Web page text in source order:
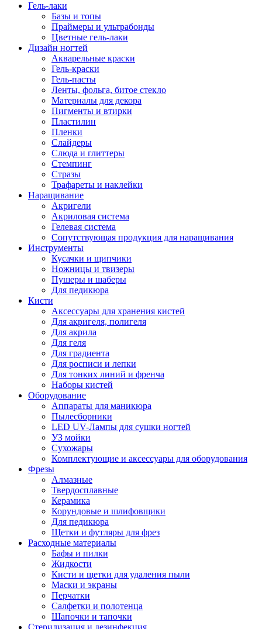
Гель-лаки
Базы и топы
Праймеры и ультрабонды
Цветные гель-лаки
Дизайн ногтей
Акварельные краски
Гель-краски
Гель-пасты
Ленты, фольга, битое стекло
Материалы для декора
Пигменты и втирки
Пластилин
Пленки
Слайдеры
Слюда и глиттеры
Стемпинг
Стразы
Трафареты и наклейки
Наращивание
Акригели
Акриловая система
Гелевая система
Сопутствующая продукция для наращивания
Инструменты
Кусачки и щипчики
Ножницы и твизеры
Пушеры и шаберы
Для педикюра
Кисти
Аксессуары для хранения кистей
Для акригеля, полигеля
Для акрила
Для геля
Для градиента
Для росписи и лепки
Для тонких линий и френча
Наборы кистей
Оборудование
Аппараты для маникюра
Пылесборники
LED UV-Лампы для сушки ногтей
УЗ мойки
Сухожары
Комплектующие и аксессуары для оборудования
Фрезы
Алмазные
Твердосплавные
Керамика
Корундовые и шлифовщики
Для педикюра
Щетки и футляры для фрез
Расходные материалы
Бафы и пилки
Жидкости
Кисти и щетки для удаления пыли
Маски и экраны
Перчатки
Салфетки и полотенца
Шапочки и тапочки
Стерилизация и дезинфекция